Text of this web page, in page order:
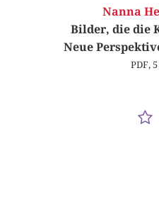
Nanna
Bilder, die die
Neue
PDF,